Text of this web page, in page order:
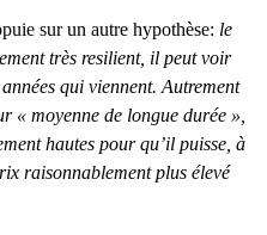
sur un autre hypothèse: le
très resilient, il peut voir
qui viennent. Autrement
« moyenne de longue durée »,
hautes pour qu’il puisse, à
raisonnablement plus élevé